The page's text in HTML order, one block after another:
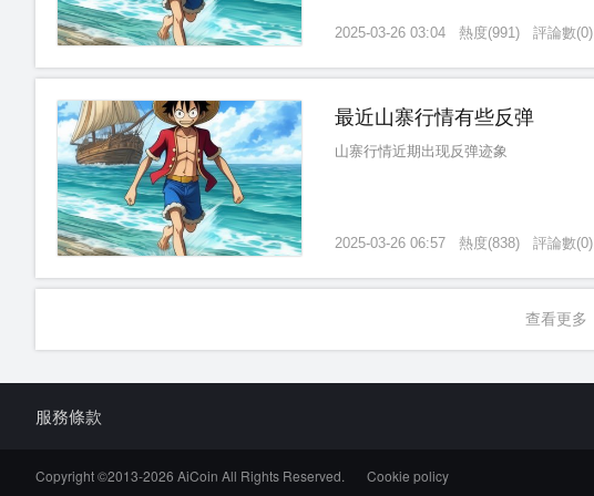
2025-03-26 03:04 熱度(991) 評論數(0)
最近山寨行情有些反弹
山寨行情近期出现反弹迹象
2025-03-26 06:57 熱度(838) 評論數(0)
查看更多
服務條款
Copyright ©2013-2026 AiCoin All Rights Reserved. Cookie policy